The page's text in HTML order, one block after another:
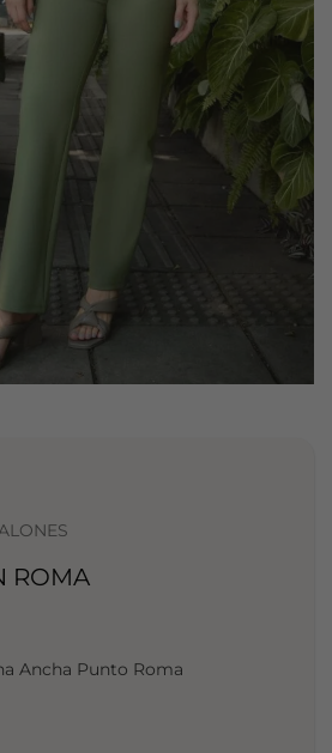
ROMA
Ancha Punto Roma